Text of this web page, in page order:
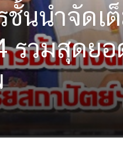
ชั้นนำจัดเ
วมสุดยอ